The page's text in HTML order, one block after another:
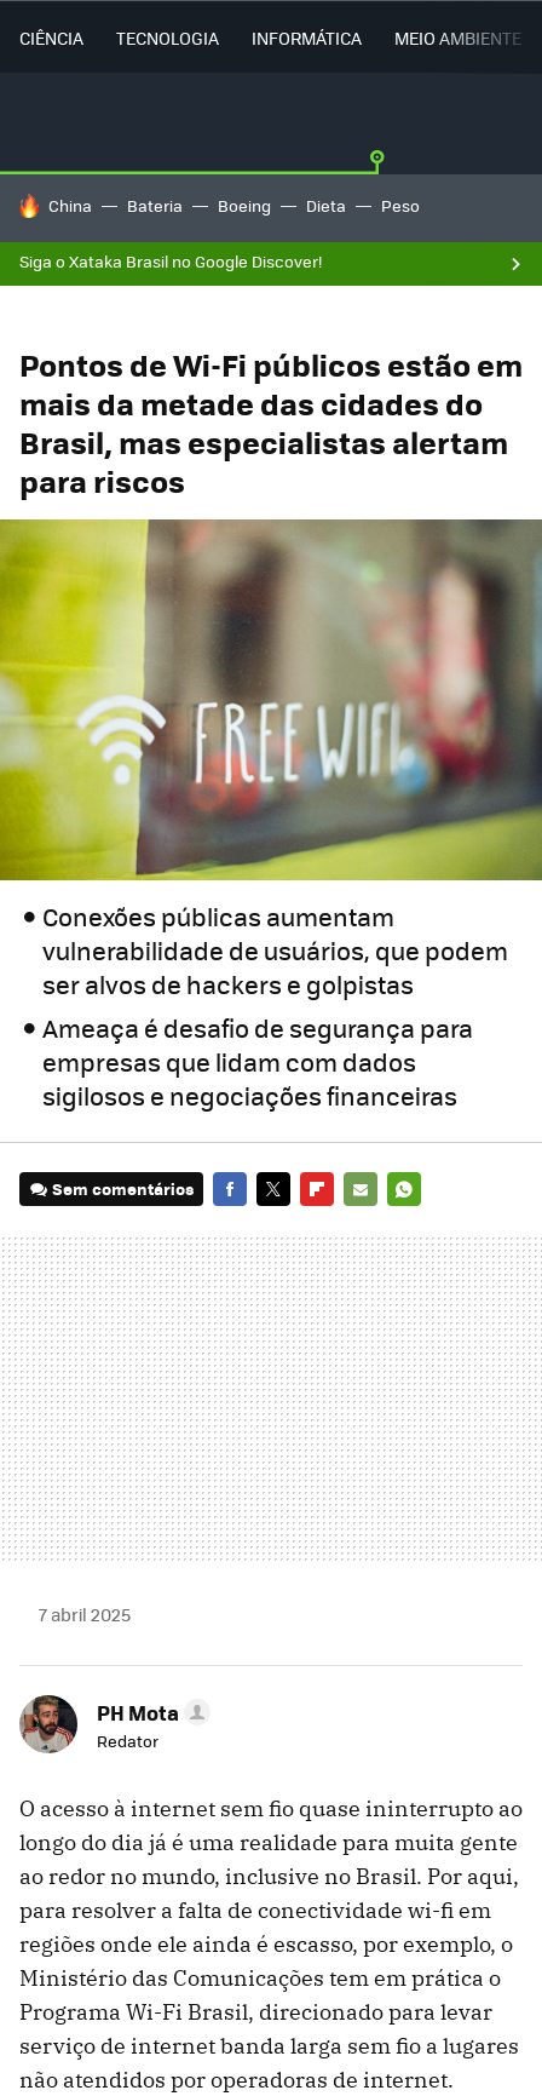
CIÊNCIA TECNOLOGIA INFORMÁTICA MEIO AMBIENTE
TENDÊNCIAS DO DIA
China Bateria Boeing Dieta Peso
Siga o Xataka Brasil no Google Discover!
Pontos de Wi-Fi públicos estão em
mais da metade das cidades do
Brasil, mas especialistas alertam
para riscos
Conexões públicas aumentam
vulnerabilidade de usuários, que podem
ser alvos de hackers e golpistas
Ameaça é desafio de segurança para
empresas que lidam com dados
sigilosos e negociações financeiras
Sem comentários
MAIL
7 abril 2025
PH Mota
Redator
O acesso à internet sem fio quase ininterrupto ao
longo do dia já é uma realidade para muita gente
ao redor no mundo, inclusive no Brasil. Por aqui,
para resolver a falta de conectividade wi-fi em
regiões onde ele ainda é escasso, por exemplo, o
Ministério das Comunicações tem em prática o
Programa Wi-Fi Brasil, direcionado para levar
serviço de internet banda larga sem fio a lugares
não atendidos por operadoras de internet.